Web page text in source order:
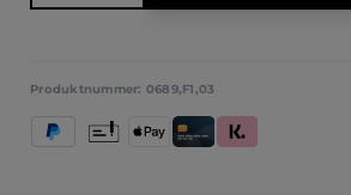
Produktnummer: 0689,F1,03
PayPal Apple PayKredit- und Debitkarte
Klarna (Rechnung
Vorkasse